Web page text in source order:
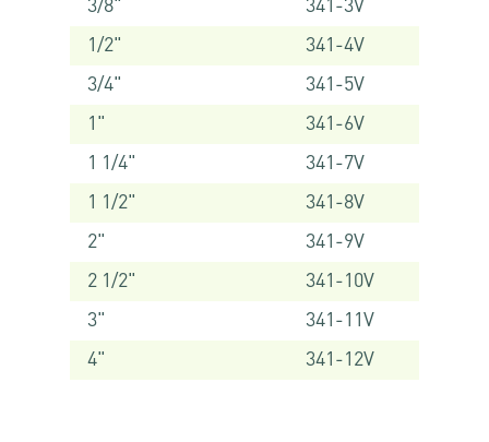
3/8"
341-3V
1/2"
341-4V
3/4"
341-5V
1"
341-6V
1 1/4"
341-7V
1 1/2"
341-8V
2"
341-9V
2 1/2"
341-10V
3"
341-11V
4"
341-12V